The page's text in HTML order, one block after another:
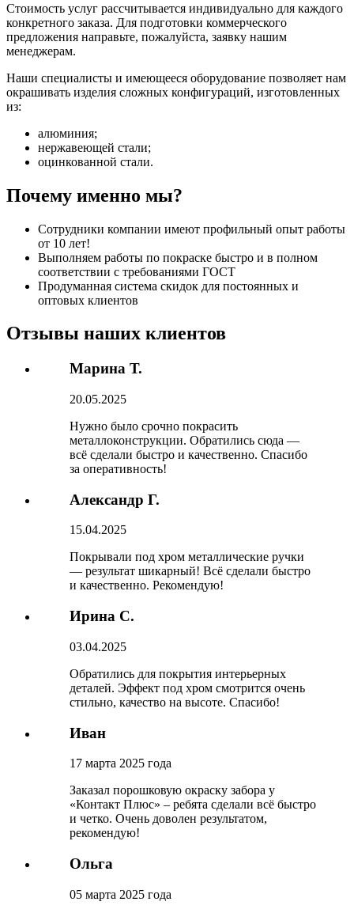
Стоимость услуг рассчитывается индивидуально для каждого
конкретного заказа. Для подготовки коммерческого
предложения направьте, пожалуйста, заявку нашим
менеджерам.
Наши специалисты и имеющееся оборудование позволяет нам
окрашивать изделия сложных конфигураций, изготовленных
из:
алюминия;
нержавеющей стали;
оцинкованной стали.
Почему именно мы?
Сотрудники компании имеют профильный опыт работы
от 10 лет!
Выполняем работы по покраске быстро и в полном
соответствии с требованиями ГОСТ
Продуманная система скидок для постоянных и
оптовых клиентов
Отзывы наших клиентов
Марина Т.
20.05.2025
Нужно было срочно покрасить
металлоконструкции. Обратились сюда —
всё сделали быстро и качественно. Спасибо
за оперативность!
Александр Г.
15.04.2025
Покрывали под хром металлические ручки
— результат шикарный! Всё сделали быстро
и качественно. Рекомендую!
Ирина С.
03.04.2025
Обратились для покрытия интерьерных
деталей. Эффект под хром смотрится очень
стильно, качество на высоте. Спасибо!
Иван
17 марта 2025 года
Заказал порошковую окраску забора у
«Контакт Плюс» – ребята сделали всё быстро
и четко. Очень доволен результатом,
рекомендую!
Ольга
05 марта 2025 года